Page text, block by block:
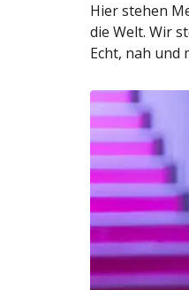
Hier stehen
die Welt. Wir
Echt, nah und